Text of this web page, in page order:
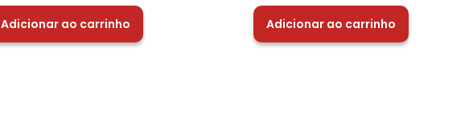
Adicionar ao carrinho Adicionar ao carrinho